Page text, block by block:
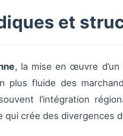
et
, la mise en œuvre d’un
plus fluide des
l’intégration
qui crée des divergences